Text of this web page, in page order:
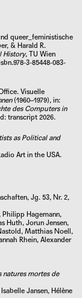
mit der
mit der
der
textilen
wie Rachel
(18. Jhd.),
queer_feministische
& Harald R.
History, TU Wien
3-85448-083-
Visuelle
(1960–1979), in:
des Computers in
transcript 2026.
as Political and
Art in the USA.
Jg. 53, Nr. 2,
Philipp Hagemann,
Huth, Jorun Jensen,
Matthias Noell,
Rhein, Alexander
natures mortes de
Isabelle Jansen, Hélène